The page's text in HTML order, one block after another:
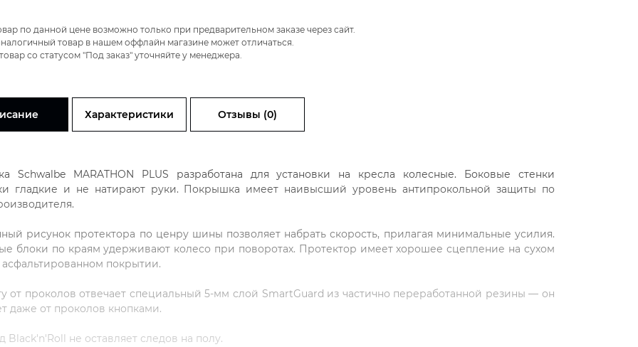
по данной цене возможно только при предварительном заказе через сайт.
товар в нашем оффлайн магазине может отличаться.
со статусом "Под заказ" уточняйте у менеджера.
Характеристики Отзывы (0)
Schwalbe MARATHON PLUS разработана для установки на кресла колесные. Боковые стенки
гладкие и не натирают руки. Покрышка имеет наивысший уровень антипрокольной защиты по
рисунок протектора по ценру шины позволяет набрать скорость, прилагая минимальные усилия.
блоки по краям удерживают колесо при поворотах. Протектор имеет хорошее сцепление на сухом
асфальтированном покрытии.
от проколов отвечает специальный 5-мм слой SmartGuard из частично переработанной резины — он
даже от проколов кнопками.
Black'n'Roll не оставляет следов на полу.